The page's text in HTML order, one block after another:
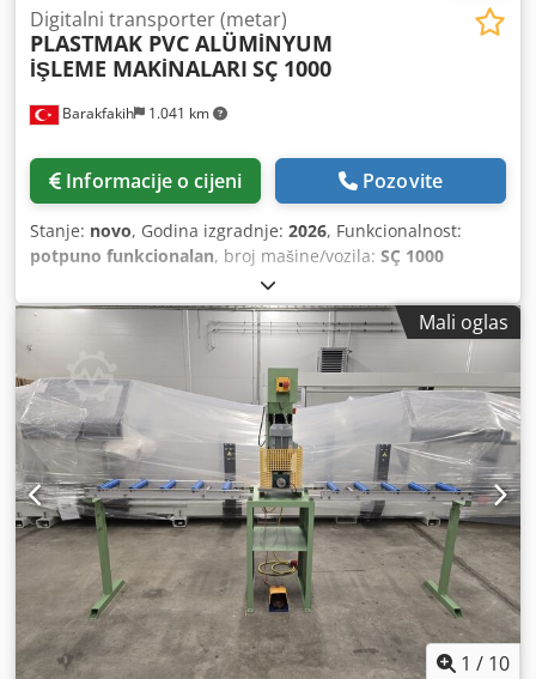
Barakfakih 1.041 km
Digitalni transporter (metar)
PLASTMAK PVC ALÜMİNYUM
İŞLEME MAKİNALARI SÇ 1000
Informacije o cijeni Pozovite
Stanje: novo, Godina izgradnje: 2026, Funkcionalnost:
potpuno funkcionalan, broj mašine/vozila: SÇ 1000
Mali oglas
1 / 10